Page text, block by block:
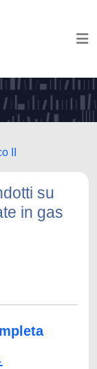
II
su
in gas